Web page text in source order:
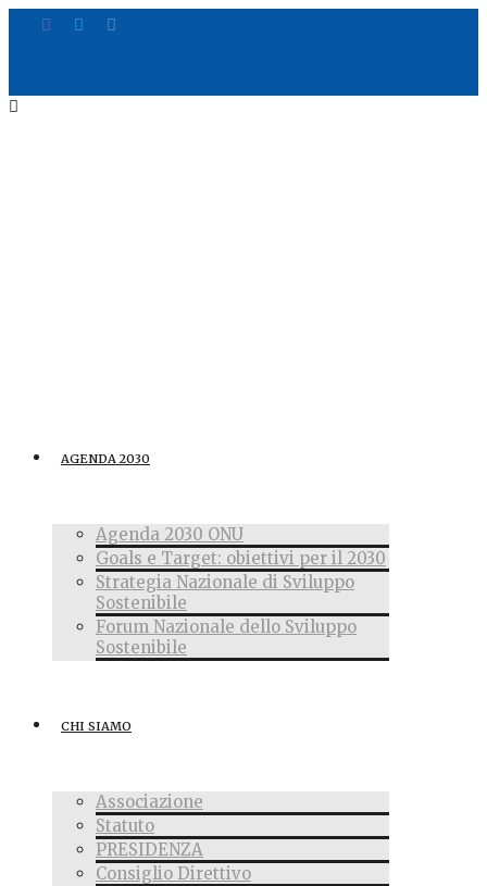
AGENDA 2030
Agenda 2030 ONU
Goals e Target: obiettivi per il 2030
Strategia Nazionale di Sviluppo
Sostenibile
Forum Nazionale dello Sviluppo
Sostenibile
CHI SIAMO
Associazione
Statuto
PRESIDENZA
Consiglio Direttivo